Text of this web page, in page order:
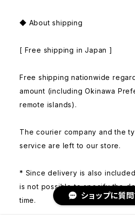
ショップに質
◆ About shipping
[ Free shipping in Japan ]
Free shipping nationwide
amount (including Okinawa
remote islands).
The courier company and the
service are left to our store.
* Since delivery is also
is not possible to specify the
time.